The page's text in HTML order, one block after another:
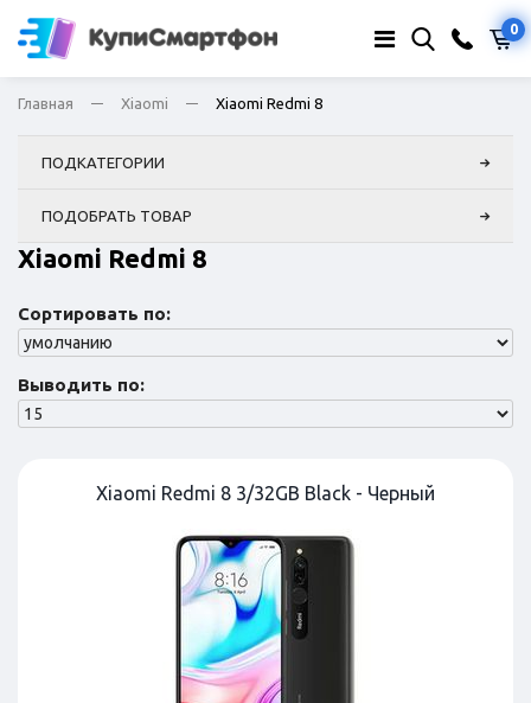
0
Главная Xiaomi Xiaomi Redmi 8
ПОДКАТЕГОРИИ
ПОДОБРАТЬ ТОВАР
Xiaomi Redmi 8
Сортировать по:
Выводить по:
Xiaomi Redmi 8 3/32GB Black - Черный